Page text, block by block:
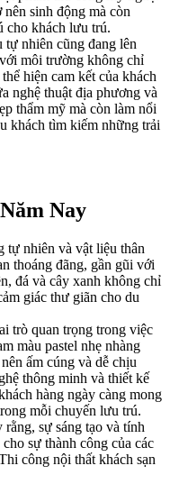
sinh động mà còn
cho khách lưu trú.
nhiên cũng đang lên
môi trường không chỉ
hiện cam kết của khách
nghệ thuật địa phương và
thẩm mỹ mà còn làm nổi
khách tìm kiếm những trải
Nay
tự nhiên và vật liệu thân
thoáng đãng, gần gũi với
đá và cây xanh không chỉ
giác thư giãn cho du
trò quan trọng trong việc
màu pastel nhẹ nhàng
ấm cúng và dễ chịu
thông minh và thiết kế
hàng ngày càng mong
mỗi chuyến lưu trú.
sự sáng tạo và tính
sự thành công của các
công nội thất khách sạn